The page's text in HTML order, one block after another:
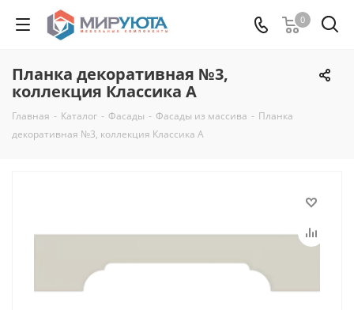
0
Планка декоративная №3,
коллекция Классика А
Главная - Каталог - Фасады - Фасады из массива - Планка
декоративная №3, коллекция Классика А